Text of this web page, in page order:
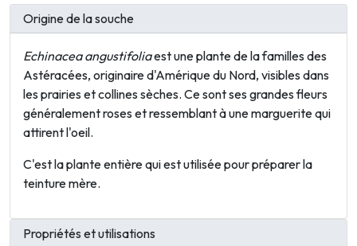
Origine de la souche
Echinacea angustifoliaest une plante de la familles des
Astéracées, originaire d'Amérique du Nord, visibles dans
les prairies et collines sèches. Ce sont ses grandes fleurs
généralement roses et ressemblant à une marguerite qui
attirent l'oeil.
C'est laplante entièrequi est utilisée pour préparer la
teinture mère.
Propriétés et utilisations